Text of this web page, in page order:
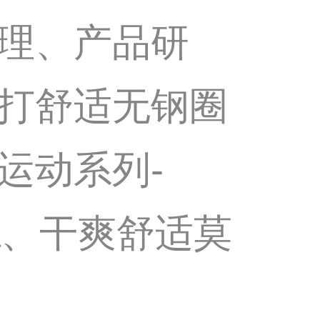
、产品研
舒适无钢圈
动系列-
干爽舒适莫